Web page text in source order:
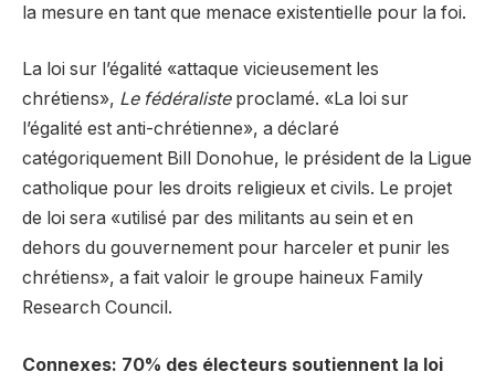
la mesure en tant que menace existentielle pour la foi.
La loi sur l’égalité «attaque vicieusement les
chrétiens», Le fédéralisteproclamé. «La loi sur
l’égalité est anti-chrétienne», a déclaré
catégoriquement Bill Donohue, le président de la Ligue
catholique pour les droits religieux et civils. Le projet
de loi sera «utilisé par des militants au sein et en
dehors du gouvernement pour harceler et punir les
chrétiens», a fait valoir le groupe haineux Family
Research Council.
Connexes: 70% des électeurs soutiennent la loi